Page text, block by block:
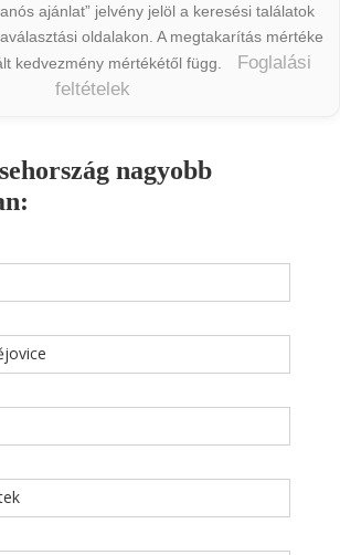
ajánlat” jelvény jelöl a keresési találatok
oldalakon. A megtakarítás mértéke
kedvezmény mértékétől függ.
Foglalási
feltételek
nagyobb